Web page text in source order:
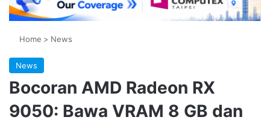
Home > News
News
Bocoran AMD Radeon RX
9050: Bawa VRAM 8 GB dan